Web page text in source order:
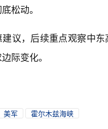
松动。
建议，后续重点观察中
际变化。
美军 霍尔木兹海峡